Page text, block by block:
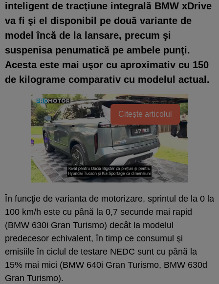
inteligent de tracţiune integrală BMW xDrive
va fi şi el disponibil pe două variante de
model încă de la lansare, precum şi
suspenisa penumatică pe ambele punţi.
Acesta este mai uşor cu aproximativ cu 150
de kilograme comparativ cu modelul actual.
Citește articolul
În funcţie de varianta de motorizare, sprintul de la 0 la
100 km/h este cu până la 0,7 secunde mai rapid
(BMW 630i Gran Turismo) decât la modelul
predecesor echivalent, în timp ce consumul şi
emisiile în ciclul de testare NEDC sunt cu până la
15% mai mici (BMW 640i Gran Turismo, BMW 630d
Gran Turismo).